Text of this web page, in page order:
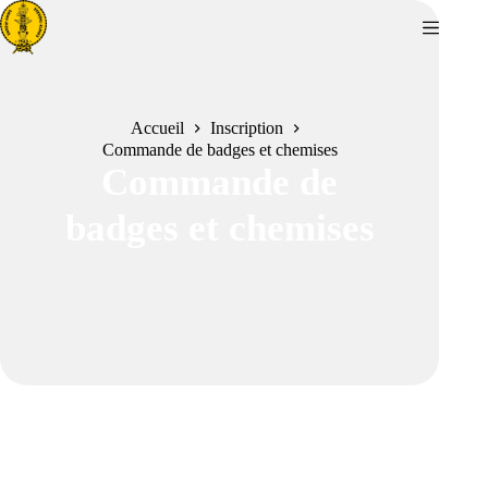
Passer
au
contenu
Accueil
Inscription
Commande de badges et chemises